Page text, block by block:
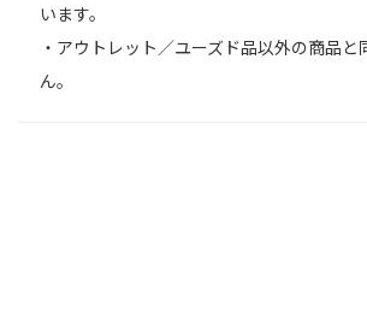
います。
・アウトレット／ユーズド品以外の商品と
ん。